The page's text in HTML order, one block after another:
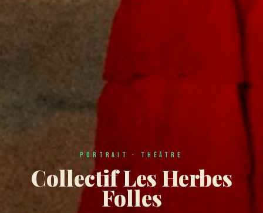
Portrait · Théâtre
Collectif Les Herbes
Folles